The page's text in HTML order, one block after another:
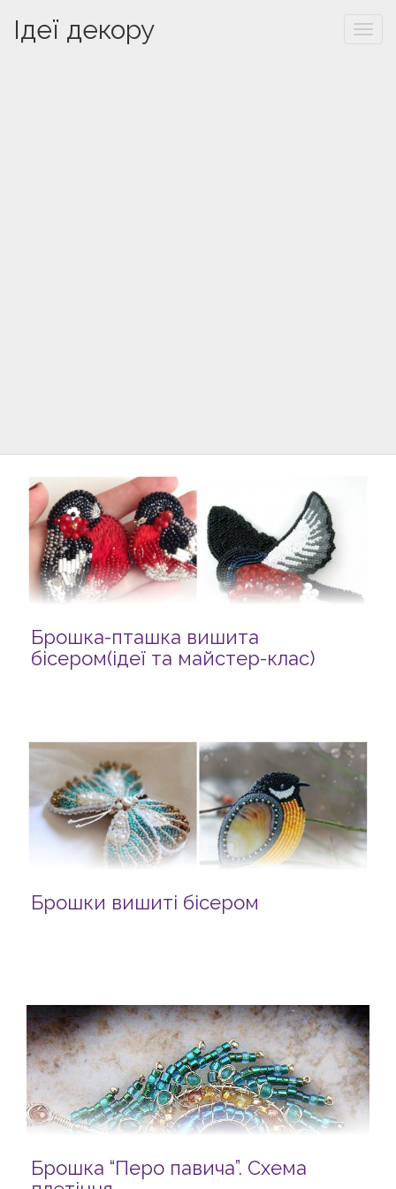
Ідеї декору
Брошка-пташка вишита
бісером(ідеї та майстер-клас)
Брошки вишиті бісером
Брошка “Перо павича”. Схема